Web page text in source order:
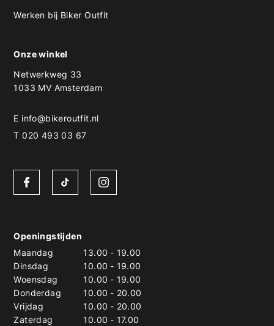
Werken bij Biker Outfit
Onze winkel
Netwerkweg 33
1033 MV Amsterdam
E info@bikeroutfit.nl
T 020 493 03 67
Openingstijden
Maandag
13.00 - 19.00
Dinsdag
10.00 - 19.00
Woensdag
10.00 - 19.00
Donderdag
10.00 - 20.00
Vrijdag
10.00 - 20.00
Zaterdag
10.00 - 17.00